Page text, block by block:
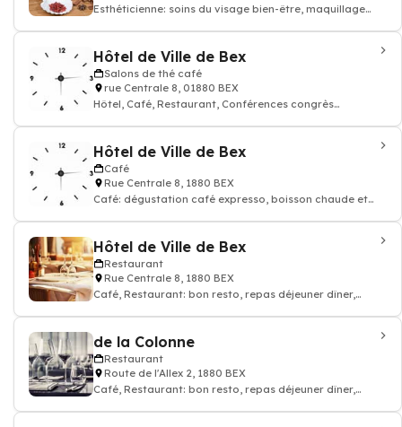
Esthéticienne: soins du visage bien-être, maquillage
Hôtel de Ville de Bex
Salons de thé café
rue Centrale 8, 01880 BEX
Hôtel, Café, Restaurant, Conférences congrès
Hôtel de Ville de Bex
Café
Rue Centrale 8, 1880 BEX
Café: dégustation café expresso, boisson chaude et
Hôtel de Ville de Bex
Restaurant
Rue Centrale 8, 1880 BEX
Café, Restaurant: bon resto, repas déjeuner dîner,
de la Colonne
Restaurant
Route de l'Allex 2, 1880 BEX
Café, Restaurant: bon resto, repas déjeuner dîner,